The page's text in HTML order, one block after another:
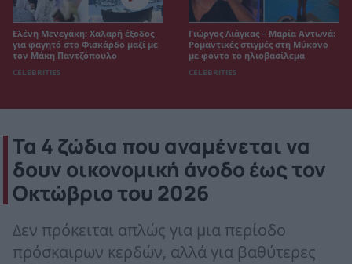
Ελένη Μενεγάκη: Χαλαρή έξοδος
για φαγητό στο Φισκάρδο μαζί με
τον Μάκη Παντζόπουλο
CELEBRITIES
Γιώργος Λιάγκας – Μαρία Αντωνά:
Ρομαντικές στιγμές στη Μύκονο
με φόντο το ηλιοβασίλεμα
CELEBRITIES
Τα 4 ζώδια που αναμένεται να
δουν οικονομική άνοδο έως τον
Οκτώβριο του 2026
Δεν πρόκειται απλώς για μια περίοδο
πρόσκαιρων κερδών, αλλά για βαθύτερες